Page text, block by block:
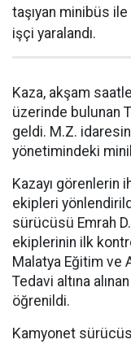
taşıyan minibüs
işçi yaralandı.
Kaza, akşam
üzerinde bulunan
geldi. M.Z.
yönetimindeki
Kazayı görenlerin
ekipleri
sürücüsü Emrah
ekiplerinin ilk
Malatya Eğitim ve
Tedavi altına
öğrenildi.
Kamyonet